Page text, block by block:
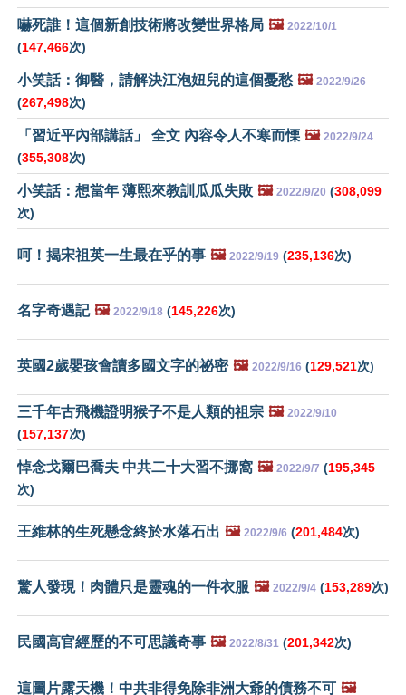
嚇死誰！這個新創技術將改變世界格局 🖼️ 2022/10/1
(147,466次)
小笑話：御醫，請解決江泡妞兒的這個憂愁 🖼️ 2022/9/26
(267,498次)
「習近平內部講話」 全文 內容令人不寒而慄 🖼️ 2022/9/24
(355,308次)
小笑話：想當年 薄熙來教訓瓜瓜失敗 🖼️ 2022/9/20 (308,099
次)
呵！揭宋祖英一生最在乎的事 🖼️ 2022/9/19 (235,136次)
名字奇遇記 🖼️ 2022/9/18 (145,226次)
英國2歲嬰孩會讀多國文字的祕密 🖼️ 2022/9/16 (129,521次)
三千年古飛機證明猴子不是人類的祖宗 🖼️ 2022/9/10
(157,137次)
悼念戈爾巴喬夫 中共二十大習不挪窩 🖼️ 2022/9/7 (195,345
次)
王維林的生死懸念終於水落石出 🖼️ 2022/9/6 (201,484次)
驚人發現！肉體只是靈魂的一件衣服 🖼️ 2022/9/4 (153,289次)
民國高官經歷的不可思議奇事 🖼️ 2022/8/31 (201,342次)
這圖片露天機！中共非得免除非洲大爺的債務不可 🖼️